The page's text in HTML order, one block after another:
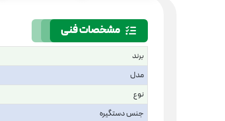
مشخصات فنی
برند
مدل
نوع
جنس دستگیره